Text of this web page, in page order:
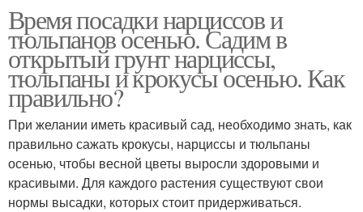
Время посадки нарциссов и
тюльпанов осенью. Садим в
открытый грунт нарциссы,
тюльпаны и крокусы осенью. Как
правильно?
При желании иметь красивый сад, необходимо знать, как
правильно сажать крокусы, нарциссы и тюльпаны
осенью, чтобы весной цветы выросли здоровыми и
красивыми. Для каждого растения существуют свои
нормы высадки, которых стоит придерживаться.